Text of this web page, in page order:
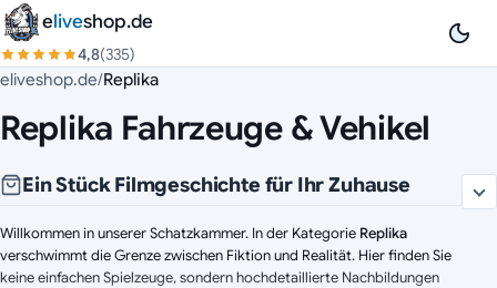
Zum Inhalt springen
eliveshop.de
4,8(335)
eliveshop.de/Replika
Replika Fahrzeuge & Vehikel
Ein Stück Filmgeschichte für Ihr Zuhause
Willkommen in unserer Schatzkammer. In der Kategorie Replika
verschwimmt die Grenze zwischen Fiktion und Realität. Hier finden Sie
keine einfachen Spielzeuge, sondern hochdetaillierte Nachbildungen